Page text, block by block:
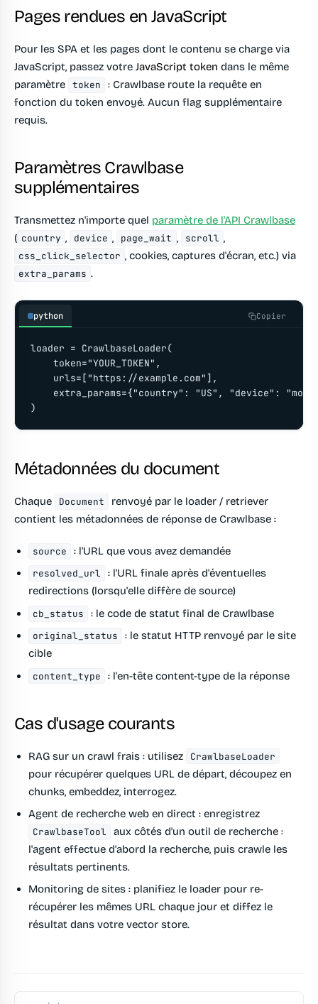
Pages rendues en JavaScript
Pour les SPA et les pages dont le contenu se charge via
JavaScript, passez votre JavaScript token dans le même
paramètre token
: Crawlbase route la requête en
fonction du token envoyé. Aucun flag supplémentaire
requis.
Paramètres Crawlbase
supplémentaires
Transmettez n'importe quel paramètre de l'API Crawlbase
( country , device , page_wait , scroll ,
css_click_selector , cookies, captures d'écran, etc.) via
extra_params .
python Copier
loader = CrawlbaseLoader(
    token="YOUR_TOKEN",
    urls=["https://example.com"],
extra_params={"country": "US", "device":
)
Métadonnées du document
Chaque Document
renvoyé par le loader / retriever
contient les métadonnées de réponse de Crawlbase :
source : l'URL que vous avez demandée
resolved_url
: l'URL finale après d'éventuelles
redirections (lorsqu'elle diffère de source)
cb_status : le code de statut final de Crawlbase
original_status
: le statut HTTP renvoyé par le site
cible
content_type : l'en-tête content-type de la réponse
Cas d'usage courants
RAG sur un crawl frais : utilisez CrawlbaseLoader
pour récupérer quelques URL de départ, découpez en
chunks, embeddez, interrogez.
Agent de recherche web en direct : enregistrez
CrawlbaseTool
aux côtés d'un outil de recherche :
l'agent effectue d'abord la recherche, puis crawle les
résultats pertinents.
Monitoring de sites : planifiez le loader pour re-
récupérer les mêmes URL chaque jour et diffez le
résultat dans votre vector store.